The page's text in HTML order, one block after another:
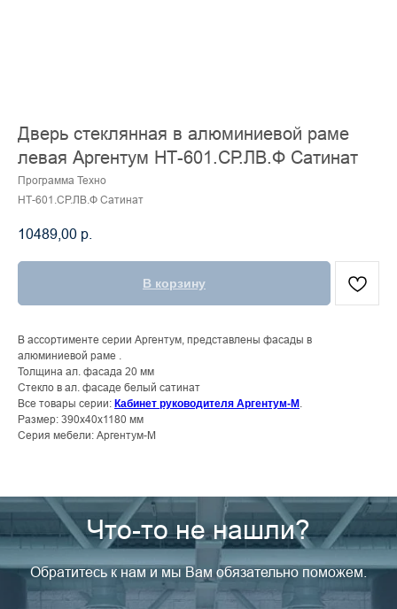
Дверь стеклянная в алюминиевой раме
левая Аргентум НТ-601.СР.ЛВ.Ф Сатинат
Программа Техно
НТ-601.СР.ЛВ.Ф Сатинат
10489,00 р.
В корзину
В ассортименте серии Аргентум, представлены фасады в
алюминиевой раме .
Толщина ал. фасада 20 мм
Стекло в ал. фасаде белый сатинат
Все товары серии: Кабинет руководителя Аргентум-М .
Размер: 390x40x1180 мм
Серия мебели: Аргентум-М
Что-то не нашли?
Обратитесь к нам и мы Вам обязательно поможем.